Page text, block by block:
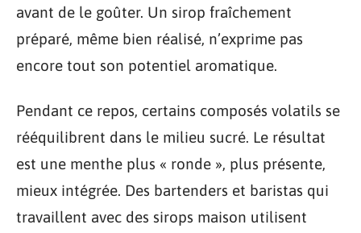
avant de le goûter. Un sirop fraîchement
préparé, même bien réalisé, n’exprime pas
encore tout son potentiel aromatique.
Pendant ce repos, certains composés volatils se
rééquilibrent dans le milieu sucré. Le résultat
est une menthe plus « ronde », plus présente,
mieux intégrée. Des bartenders et baristas qui
travaillent avec des sirops maison utilisent